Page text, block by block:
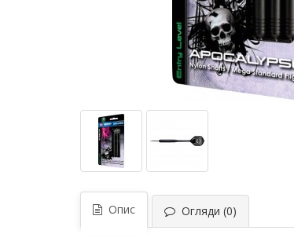
Опис Огляди (0)